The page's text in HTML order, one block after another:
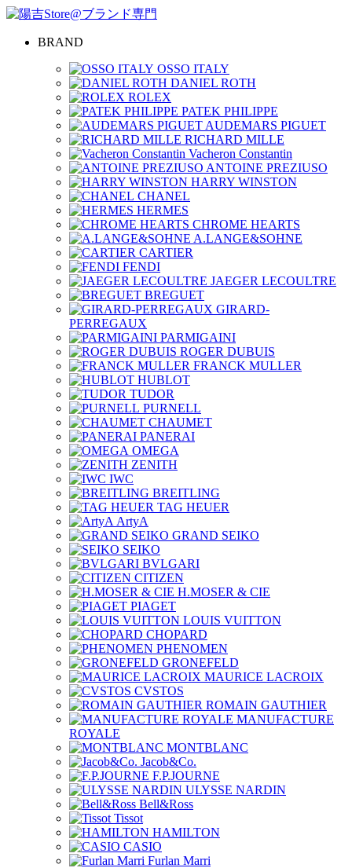
BRAND
OSSO ITALY
DANIEL ROTH
ROLEX
PATEK PHILIPPE
AUDEMARS PIGUET
RICHARD MILLE
Vacheron Constantin
ANTOINE PREZIUSO
HARRY WINSTON
CHANEL
HERMES
CHROME HEARTS
A.LANGE&SOHNE
CARTIER
FENDI
JAEGER LECOULTRE
BREGUET
GIRARD-
PERREGAUX
PARMIGAINI
ROGER DUBUIS
FRANCK MULLER
HUBLOT
TUDOR
PURNELL
CHAUMET
PANERAI
OMEGA
ZENITH
IWC
BREITLING
TAG HEUER
ArtyA
GRAND SEIKO
SEIKO
BVLGARI
CITIZEN
H.MOSER & CIE
PIAGET
LOUIS VUITTON
CHOPARD
PHENOMEN
GRONEFELD
MAURICE LACROIX
CVSTOS
ROMAIN GAUTHIER
MANUFACTURE
ROYALE
MONTBLANC
Jacob&Co.
F.P.JOURNE
ULYSSE NARDIN
Bell&Ross
Tissot
HAMILTON
CASIO
Furlan Marri